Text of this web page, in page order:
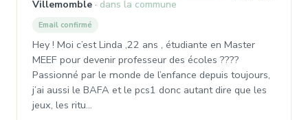
Villemomble dans la commune
Email confirmé
Hey ! Moi c’est Linda ,22 ans , étudiante en Master
MEEF pour devenir professeur des écoles ????
Passionné par le monde de l’enfance depuis toujours,
j’ai aussi le BAFA et le pcs1 donc autant dire que les
jeux, les ritu…